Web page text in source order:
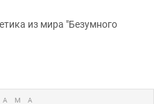
из мира "Безумного